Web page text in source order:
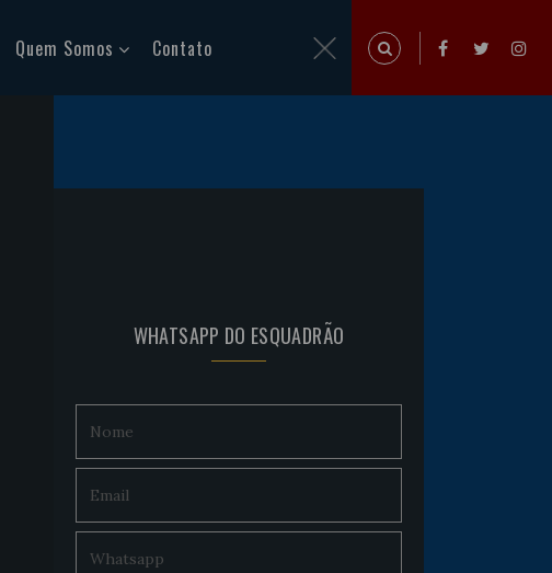
Quem Somos Contato
WHATSAPP DO ESQUADRÃO